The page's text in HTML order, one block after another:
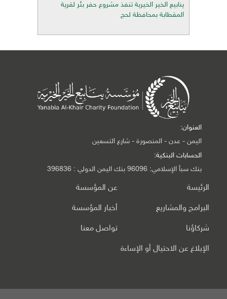
ينابيع الخير الخيرية تنفذ مشروع حفر بئر لقرية
المقطابة بمحافظة لحج
العنوان:
اليمن - عدن - المنصورة - شارع التسعين
الحسابات البنكية:
بنك سبأ الإسلامي: 96096 بنك اليمن الدولي : 396836
الرئيسة عن المؤسسة
البرامج والمشاريع أخبار المؤسسة
شركاؤنا تواصل معنا
الإبلاغ عن الاحتيال أو الإساءة